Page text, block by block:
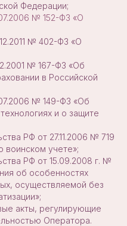
Федерации;
№ 152-ФЗ «О
№ 402-ФЗ «О
№ 167-ФЗ «Об
в Российской
№ 149-ФЗ «Об
и о защите
РФ от 27.11.2006 № 719
учете»;
РФ от 15.09.2008 г. №
об особенностях
осуществляемой без
акты, регулирующие
Оператора.